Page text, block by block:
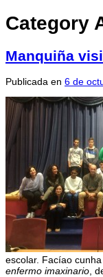
Category
Manquiña
Publicada en 6 de
escolar. Facíao
enfermo imaxinario ,